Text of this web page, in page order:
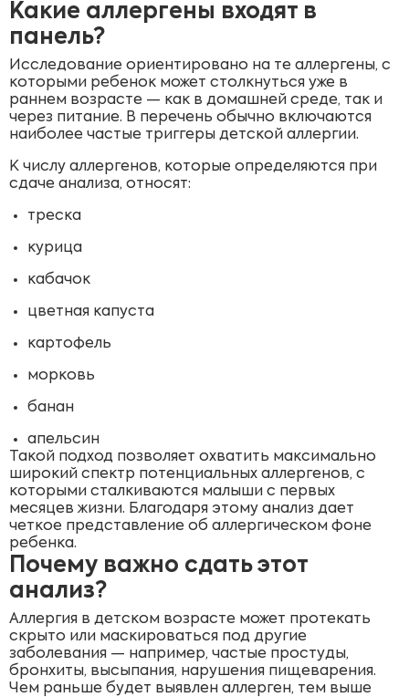
Какие аллергены входят в
панель?
Исследование ориентировано на те аллергены, с
которыми ребенок может столкнуться уже в
раннем возрасте — как в домашней среде, так и
через питание. В перечень обычно включаются
наиболее частые триггеры детской аллергии.
К числу аллергенов, которые определяются при
сдаче анализа, относят:
треска
курица
кабачок
цветная капуста
картофель
морковь
банан
апельсин
Такой подход позволяет охватить максимально
широкий спектр потенциальных аллергенов, с
которыми сталкиваются малыши с первых
месяцев жизни. Благодаря этому анализ дает
четкое представление об аллергическом фоне
ребенка.
Почему важно сдать этот
анализ?
Аллергия в детском возрасте может протекать
скрыто или маскироваться под другие
заболевания — например, частые простуды,
бронхиты, высыпания, нарушения пищеварения.
Чем раньше будет выявлен аллерген, тем выше